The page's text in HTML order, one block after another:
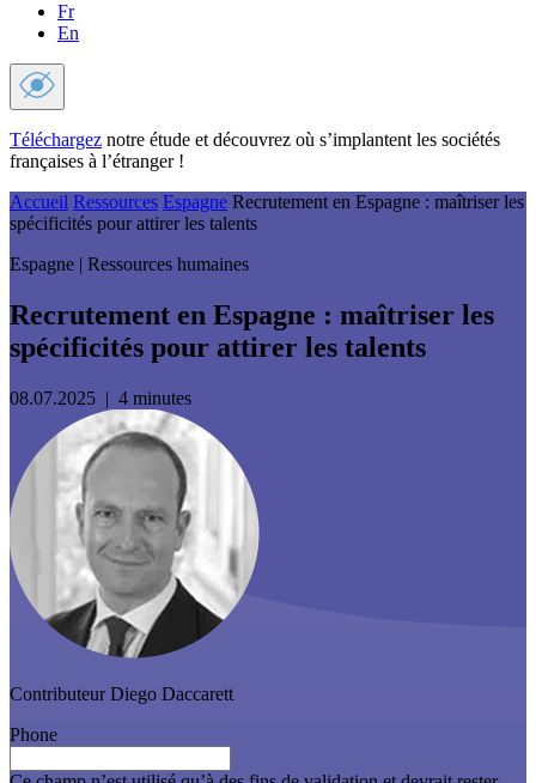
Fr
En
Téléchargez notre étude et découvrez où s’implantent les sociétés
françaises à l’étranger !
Accueil Ressources Espagne Recrutement en Espagne : maîtriser les
spécificités pour attirer les talents
Espagne | Ressources humaines
Recrutement en Espagne : maîtriser les
spécificités pour attirer les talents
08.07.2025 | 4 minutes
ContributeurDiego Daccarett
Phone